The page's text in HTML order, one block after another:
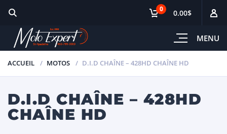
MENU
0 0.00$
ACCUEIL MOTOS D.I.D CHAÎNE – 428HD CHAÎNE HD
D.I.D CHAÎNE – 428HD
CHAÎNE HD